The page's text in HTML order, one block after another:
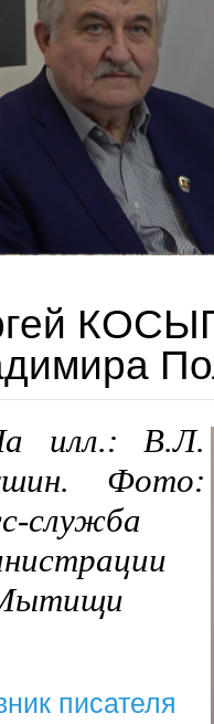
илл.: В.Л.
Фото:
служба
писателя